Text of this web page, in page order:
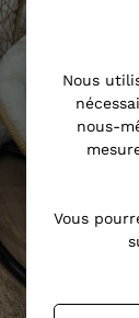
Nous
nous-
Vous